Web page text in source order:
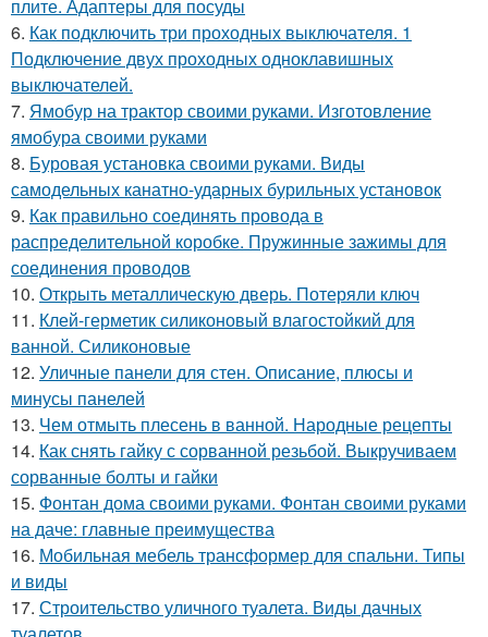
плите. Адаптеры для посуды
6. Как подключить три проходных выключателя. 1
Подключение двух проходных одноклавишных
выключателей.
7. Ямобур на трактор своими руками. Изготовление
ямобура своими руками
8. Буровая установка своими руками. Виды
самодельных канатно-ударных бурильных установок
9. Как правильно соединять провода в
распределительной коробке. Пружинные зажимы для
соединения проводов
10. Открыть металлическую дверь. Потеряли ключ
11. Клей-герметик силиконовый влагостойкий для
ванной. Силиконовые
12. Уличные панели для стен. Описание, плюсы и
минусы панелей
13. Чем отмыть плесень в ванной. Народные рецепты
14. Как снять гайку с сорванной резьбой. Выкручиваем
сорванные болты и гайки
15. Фонтан дома своими руками. Фонтан своими руками
на даче: главные преимущества
16. Мобильная мебель трансформер для спальни. Типы
и виды
17. Строительство уличного туалета. Виды дачных